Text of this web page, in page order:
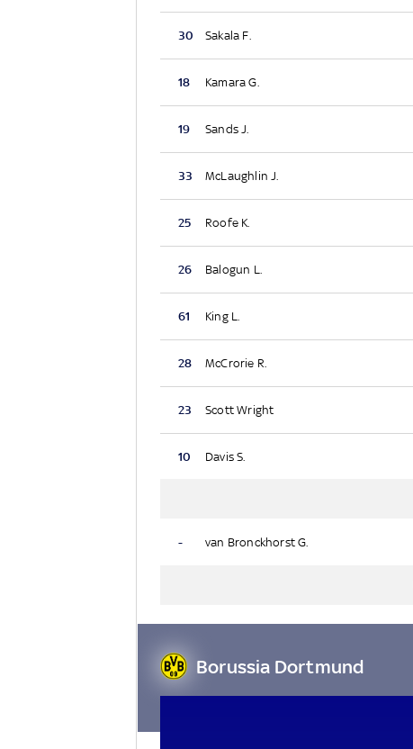
30 Sakala F.
18 Kamara G.
19 Sands J.
33 McLaughlin J.
25 Roofe K.
26 Balogun L.
61 King L.
28 McCrorie R.
23 Scott Wright
10 Davis S.
- van Bronckhorst G.
Borussia Dortmund